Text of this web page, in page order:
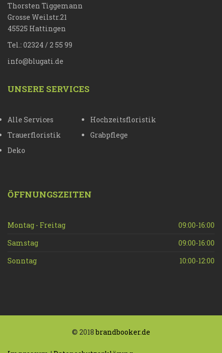
Thorsten Tiggemann
Grosse Weilstr.21
45525 Hattingen
Tel.: 02324 / 2 55 99
info@blugati.de
UNSERE SERVICES
Alle Services
Hochzeitsfloristik
Trauerfloristik
Grabpflege
Deko
ÖFFNUNGSZEITEN
Montag - Freitag
09:00-16:00
Samstag
09:00-16:00
Sonntag
10:00-12:00
© 2018brandbooker.de